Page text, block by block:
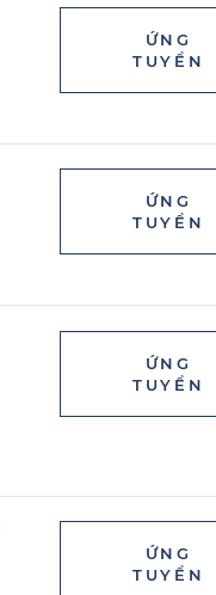
ỨNG
TUYỂN
ỨNG
TUYỂN
ỨNG
TUYỂN
ỨNG
TUYỂN